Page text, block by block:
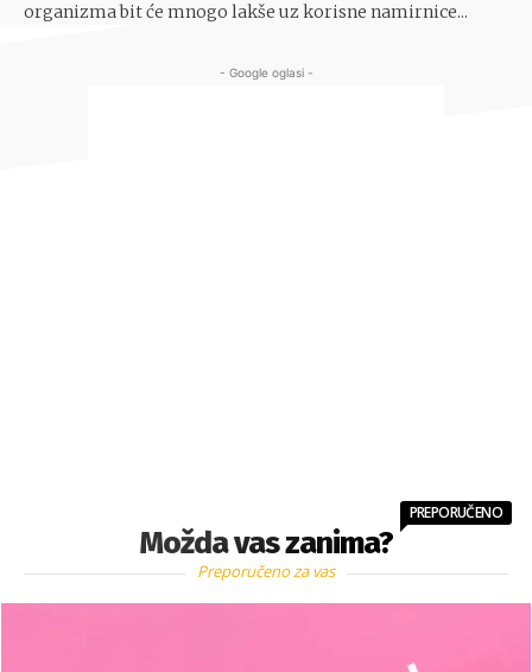
organizma bit će mnogo lakše uz korisne namirnice...
- Google oglasi -
Možda vas zanima?
PREPORUČENO
Preporučeno za vas